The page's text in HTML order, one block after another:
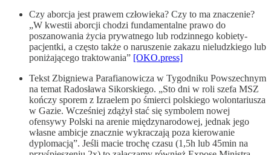
Czy aborcja jest prawem człowieka? Czy to ma znaczenie?
„W kwestii aborcji chodzi fundamentalne prawo do
poszanowania życia prywatnego lub rodzinnego kobiety-
pacjentki, a często także o naruszenie zakazu nieludzkiego lub
poniżającego traktowania” [OKO.press]
Tekst Zbigniewa Parafianowicza w Tygodniku Powszechnym
na temat Radosława Sikorskiego. „Sto dni w roli szefa MSZ
kończy sporem z Izraelem po śmierci polskiego wolontariusza
w Gazie. Wcześniej zdążył stać się symbolem nowej
ofensywy Polski na arenie międzynarodowej, jednak jego
własne ambicje znacznie wykraczają poza kierowanie
dyplomacją”. Jeśli macie trochę czasu (1,5h lub 45min na